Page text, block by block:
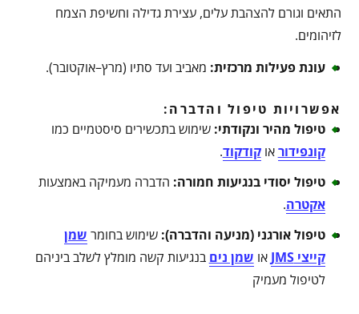
התאים וגורם להצהבת עלים, עצירת גדילה וחשיפת הצמח
לזיהומים.
עונת פעילות מרכזית: מאביב ועד סתיו (מרץ–אוקטובר).
אפשרויות טיפול והדברה:
טיפול מהיר ונקודתי: שימוש בתכשירים סיסטמיים כמו
קונפידוראוקודקוד.
טיפול יסודי בנגיעות חמורה: הדברה מעמיקה באמצעות
אקטרה.
טיפול אורגני (מניעה והדברה): שימוש בחומר שמן
קייצי JMS
או שמן נים בנגיעות קשה מומלץ לשלב ביניהם
לטיפול מעמיק